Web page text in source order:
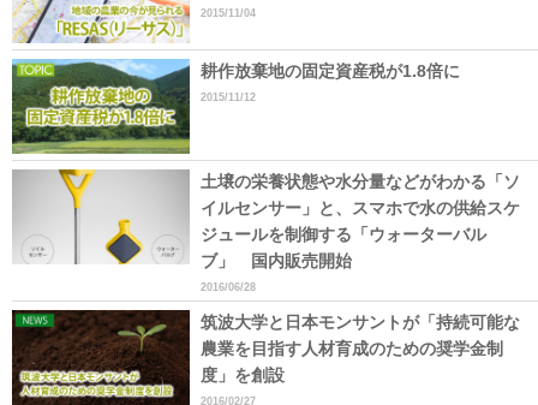
2015/11/04
耕作放棄地の固定資産税が1.8倍に
2015/11/12
土壌の栄養状態や水分量などがわかる「ソ
イルセンサー」と、スマホで水の供給スケ
ジュールを制御する「ウォーターバル
ブ」 国内販売開始
2016/06/28
筑波大学と日本モンサントが「持続可能な
農業を目指す人材育成のための奨学金制
度」を創設
2016/02/27